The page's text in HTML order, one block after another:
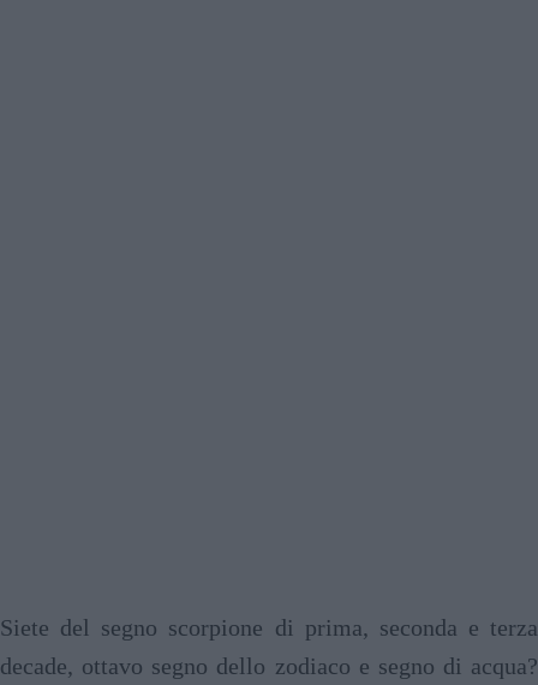
Siete del segno scorpione di prima, seconda e terza
decade, ottavo segno dello zodiaco e segno di acqua?